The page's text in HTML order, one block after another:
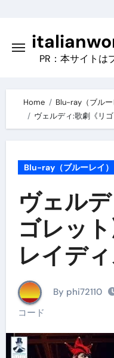
content
PR：本サイトは
Home
Blu-ray（ブルー
ヴェルディ:歌劇《リ
Blu-ray（ブルーレイ）
ヴェル
ゴレッ
レイディ
By phi72110
コード